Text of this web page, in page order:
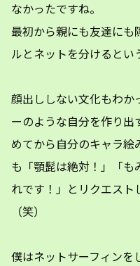
なかったですね。
最初から親にも友達にも
ルとネットを分けるとい
顔出ししない文化もわか
ーのような自分を作り出
めてから自分のキャラ絵
も「顎髭は絶対！」「も
れです！」とリクエスト
（笑）
僕はネットサーフィンを